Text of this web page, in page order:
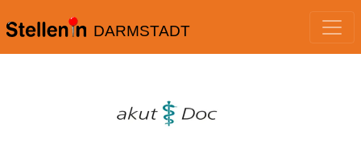
DARMSTADT